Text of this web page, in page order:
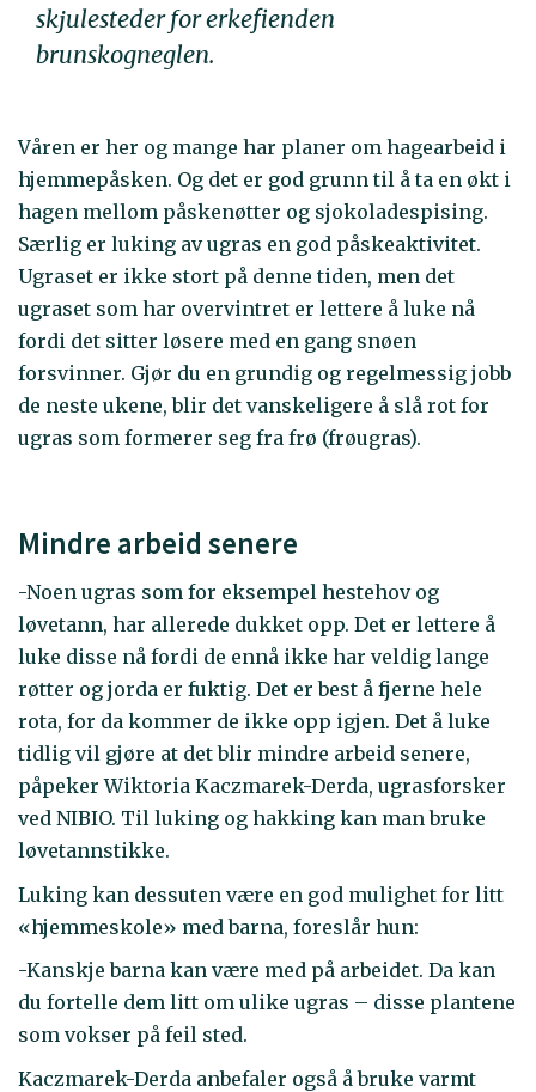
skjulesteder for erkefienden
brunskogneglen.
Våren er her og mange har planer om hagearbeid i
hjemmepåsken. Og det er god grunn til å ta en økt i
hagen mellom påskenøtter og sjokoladespising.
Særlig er luking av ugras en god påskeaktivitet.
Ugraset er ikke stort på denne tiden, men det
ugraset som har overvintret er lettere å luke nå
fordi det sitter løsere med en gang snøen
forsvinner. Gjør du en grundig og regelmessig jobb
de neste ukene, blir det vanskeligere å slå rot for
ugras som formerer seg fra frø (frøugras).
Mindre arbeid senere
-Noen ugras som for eksempel hestehov og
løvetann, har allerede dukket opp. Det er lettere å
luke disse nå fordi de ennå ikke har veldig lange
røtter og jorda er fuktig. Det er best å fjerne hele
rota, for da kommer de ikke opp igjen. Det å luke
tidlig vil gjøre at det blir mindre arbeid senere,
påpeker Wiktoria Kaczmarek-Derda, ugrasforsker
ved NIBIO. Til luking og hakking kan man bruke
løvetannstikke.
Luking kan dessuten være en god mulighet for litt
«hjemmeskole» med barna, foreslår hun:
-Kanskje barna kan være med på arbeidet. Da kan
du fortelle dem litt om ulike ugras – disse plantene
som vokser på feil sted.
Kaczmarek-Derda anbefaler også å bruke varmt